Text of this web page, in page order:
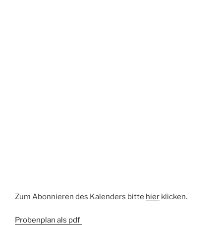
Zum Abonnieren des Kalenders bitte hier klicken.
Probenplan als pdf